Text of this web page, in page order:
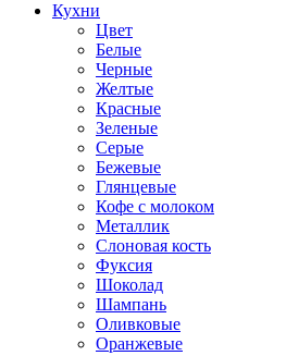
Кухни
Цвет
Белые
Черные
Желтые
Красные
Зеленые
Серые
Бежевые
Глянцевые
Кофе с молоком
Металлик
Слоновая кость
Фуксия
Шоколад
Шампань
Оливковые
Оранжевые